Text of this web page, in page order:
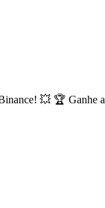
💥 🏆 Ganhe